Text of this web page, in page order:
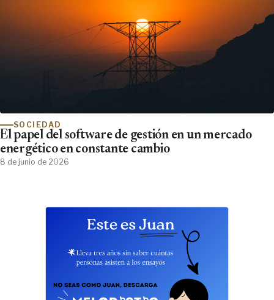
SOCIEDAD
El papel del software de gestión en un mercado
energético en constante cambio
8 de junio de 2026